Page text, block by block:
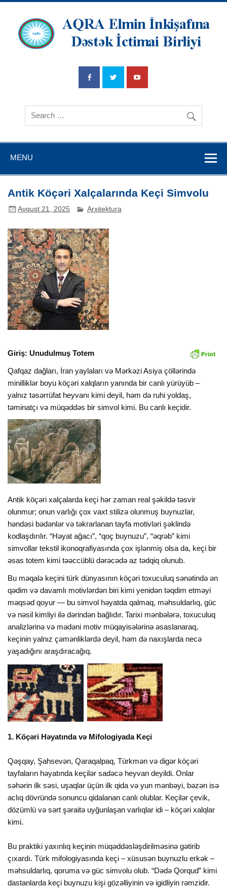
İnkişafına
Dətsək İctimai
Birliyi
MENU
Antik Köçəri Xalçalarında Keçi Simvolu
Avqust 21, 2025 Arxitektura
Giriş: Unudulmuş Totem
Qafqaz dağları, İran yaylaları və Mərkəzi Asiya çöllərində
minilliklər boyu köçəri xalqların yanında bir canlı yürüyüb –
yalnız təsərrüfat heyvanı kimi deyil, həm də ruhi yoldaş,
təminatçı və müqəddəs bir simvol kimi. Bu canlı keçidir.
Antik köçəri xalçalarda keçi hər zaman real şəkildə təsvir
olunmur; onun varlığı çox vaxt stilizə olunmuş buynuzlar,
həndəsi bədənlər və təkrarlanan tayfa motivləri şəklində
kodlaşdırılır. “Həyat ağacı”, “qoç buynuzu”, “əqrəb” kimi
simvollar tekstil ikonoqrafiyasında çox işlənmiş olsa da, keçi bir
əsas totem kimi təəccüblü dərəcədə az tədqiq olunub.
Bu məqalə keçini türk dünyasının köçəri toxuculuq sənətində ən
qədim və davamlı motivlərdən biri kimi yenidən təqdim etməyi
məqsəd qoyur — bu simvol həyatda qalmaq, məhsuldarlıq, güc
və nəsil kimliyi ilə dərindən bağlıdır. Tarixi mənbələrə, toxuculuq
analizlərinə və mədəni motiv müqayisələrinə əsaslanaraq,
keçinin yalnız çəmənliklərdə deyil, həm də naxışlarda necə
yaşadığını araşdıracağıq.
1. Köçəri Həyatında və Mifologiyada Keçi
Qəşqay, Şahsevən, Qaraqalpaq, Türkmən və digər köçəri
tayfaların həyatında keçilər sadəcə heyvan deyildi. Onlar
səhərin ilk səsi, uşaqlar üçün ilk qida və yun mənbəyi, bəzən isə
aclıq dövründə sonuncu qidalanan canlı olublar. Keçilər çevik,
dözümlü və sərt şəraitə uyğunlaşan varlıqlar idi – köçəri xalqlar
kimi.
Bu praktiki yaxınlıq keçinin müqəddəsləşdirilməsinə gətirib
çıxardı. Türk mifologiyasında keçi – xüsusən buynuzlu erkək –
məhsuldarlıq, qoruma və güc simvolu olub. “Dədə Qorqud” kimi
dastanlarda keçi buynuzu kişi gözəlliyinin və igidliyin rəmzidir.